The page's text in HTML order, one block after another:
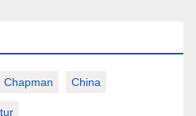
Chapman China